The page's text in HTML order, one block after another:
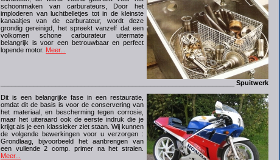
schoonmaken van carburateurs, Door het
imploderen van luchtbelletjes tot in de kleinste
kanaaltjes van de carburateur, wordt deze
grondig gereinigd, het spreekt vanzelf dat een
volkomen schone carburateur uitermate
belangrijk is voor een betrouwbaar en perfect
lopende motor. Meer...
Spuitwerk
Dit is een belangrijke fase in een restauratie,
omdat dit de basis is voor de conservering van
het materiaal, en bescherming tegen corrosie,
maar het uiteraard ook de eerste indruk die je
krijgt als je een klassieker ziet staan. Wij kunnen
de volgende bewerkingen voor u verzorgen :
Grondlaag, bijvoorbeeld het aanbrengen van
een vullende 2 comp. primer na het stralen.
Meer...